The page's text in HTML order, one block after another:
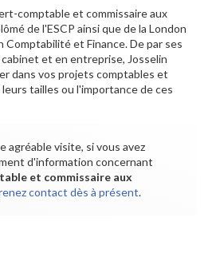
comptable et commissaire aux
de l'ESCP ainsi que de la London
Comptabilité et Finance. De par ses
et en entreprise, Josselin
dans vos projets comptables et
tailles ou l'importance de ces
agréable visite, si vous avez
d'information concernant
et commissaire aux
contact dès à présent.